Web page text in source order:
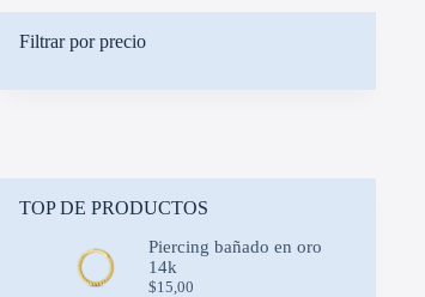
Filtrar por precio
TOP DE PRODUCTOS
Piercing bañado en oro
14k
$15,00